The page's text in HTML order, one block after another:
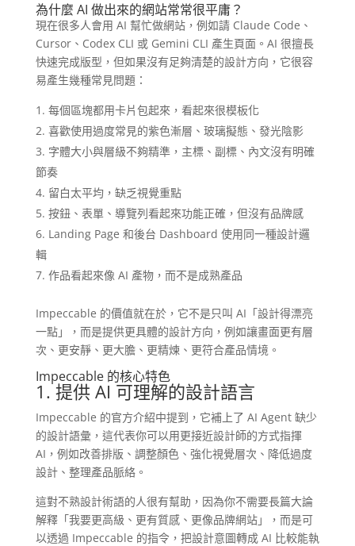
為什麼 AI 做出來的網站常常很平庸？
現在很多人會用 AI 幫忙做網站，例如請 Claude Code、
Cursor、Codex CLI 或 Gemini CLI 產生頁面。AI 很擅長
快速完成版型，但如果沒有足夠清楚的設計方向，它很容
易產生幾種常見問題：
每個區塊都用卡片包起來，看起來很模板化
喜歡使用過度常見的紫色漸層、玻璃擬態、發光陰影
字體大小與層級不夠精準，主標、副標、內文沒有明確
節奏
留白太平均，缺乏視覺重點
按鈕、表單、導覽列看起來功能正確，但沒有品牌感
Landing Page 和後台 Dashboard 使用同一種設計邏
輯
作品看起來像 AI 產物，而不是成熟產品
Impeccable 的價值就在於，它不是只叫 AI「設計得漂亮
一點」，而是提供更具體的設計方向，例如讓畫面更有層
次、更安靜、更大膽、更精煉、更符合產品情境。
Impeccable 的核心特色
1. 提供 AI 可理解的設計語言
Impeccable 的官方介紹中提到，它補上了 AI Agent 缺少
的設計語彙，這代表你可以用更接近設計師的方式指揮
AI，例如改善排版、調整顏色、強化視覺層次、降低過度
設計、整理產品脈絡。
這對不熟設計術語的人很有幫助，因為你不需要長篇大論
解釋「我要更高級、更有質感、更像品牌網站」，而是可
以透過 Impeccable 的指令，把設計意圖轉成 AI 比較能執